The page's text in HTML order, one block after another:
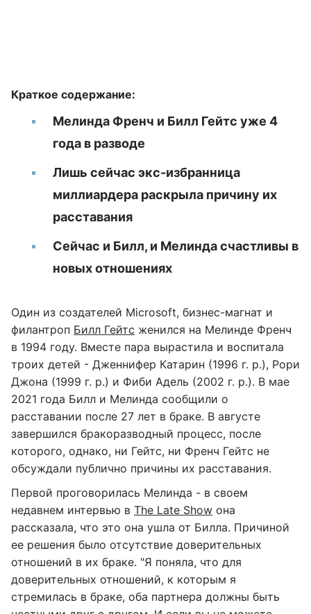
Краткое содержание:
Мелинда Френч и Билл Гейтс уже 4
года в разводе
Лишь сейчас экс-избранница
миллиардера раскрыла причину их
расставания
Сейчас и Билл, и Мелинда счастливы в
новых отношениях
Один из создателей Microsoft, бизнес-магнат и
филантроп Билл Гейтс женился на Мелинде Френч
в 1994 году. Вместе пара вырастила и воспитала
троих детей - Дженнифер Катарин (1996 г. р.), Рори
Джона (1999 г. р.) и Фиби Адель (2002 г. р.). В мае
2021 года Билл и Мелинда сообщили о
расставании после 27 лет в браке. В августе
завершился бракоразводный процесс, после
которого, однако, ни Гейтс, ни Френч Гейтс не
обсуждали публично причины их расставания.
Первой проговорилась Мелинда - в своем
недавнем интервью в The Late Show она
рассказала, что это она ушла от Билла. Причиной
ее решения было отсутствие доверительных
отношений в их браке. "Я поняла, что для
доверительных отношений, к которым я
стремилась в браке, оба партнера должны быть